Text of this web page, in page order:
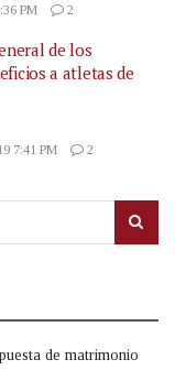
PM
2
de los
a atletas de
7:41 PM
2
de matrimonio